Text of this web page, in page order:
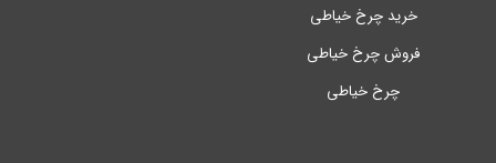
خرید چرخ خیاطی
فروش چرخ خیاطی
چرخ خیاطی